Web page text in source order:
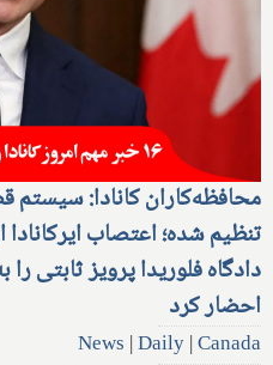
محافظه‌کاران کانادا: سیستم
تنظیم شده؛ اعتصاب
دادگاه فلوریدا پرویز ثابتی
احضار کرد
News |Daily|Canada